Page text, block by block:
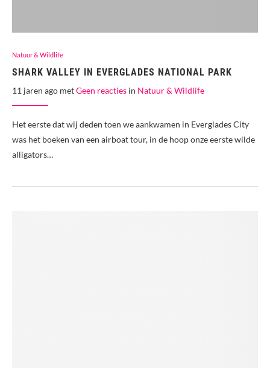
Natuur & Wildlife
SHARK VALLEY IN EVERGLADES NATIONAL PARK
11 jaren ago metGeen reacties in Natuur & Wildlife
Het eerste dat wij deden toen we aankwamen in Everglades City
was het boeken van een airboat tour, in de hoop onze eerste wilde
alligators…